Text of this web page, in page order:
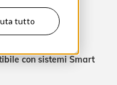
tutto
con sistemi Smart